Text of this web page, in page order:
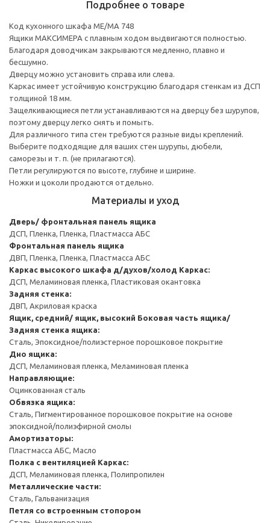
Подробнее о товаре
Код кухонного шкафа ME/MA 748
Ящики МАКСИМЕРА с плавным ходом выдвигаются полностью.
Благодаря доводчикам закрываются медленно, плавно и
бесшумно.
Дверцу можно установить справа или слева.
Каркас имеет устойчивую конструкцию благодаря стенкам из ДСП
толщиной 18 мм.
Защелкивающиеся петли устанавливаются на дверцу без шурупов,
поэтому дверцу легко снять и помыть.
Для различного типа стен требуются разные виды креплений.
Выберите подходящие для ваших стен шурупы, дюбели,
саморезы и т. п. (не прилагаются).
Петли регулируются по высоте, глубине и ширине.
Ножки и цоколи продаются отдельно.
Материалы и уход
Дверь/ фронтальная панель ящика
ДСП, Пленка, Пленка, Пластмасса АБС
Фронтальная панель ящика
ДВП, Пленка, Пленка, Пластмасса АБС
Каркас высокого шкафа д/духов/холод Каркас:
ДСП, Меламиновая пленка, Пластиковая окантовка
Задняя стенка:
ДВП, Акриловая краска
Ящик, средний/ ящик, высокий Боковая часть ящика/
Задняя стенка ящика:
Сталь, Эпоксидное/полиэстерное порошковое покрытие
Дно ящика:
ДСП, Меламиновая пленка, Меламиновая пленка
Направляющие:
Оцинкованная сталь
Обвязка ящика:
Сталь, Пигментированное порошковое покрытие на основе
эпоксидной/полиэфирной смолы
Амортизаторы:
Пластмасса АБС, Масло
Полка с вентиляцией Каркас:
ДСП, Меламиновая пленка, Полипропилен
Металлические части:
Сталь, Гальванизация
Петля со встроенным стопором